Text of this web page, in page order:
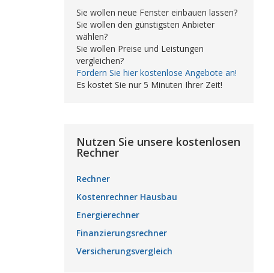
Sie wollen neue Fenster einbauen lassen?
Sie wollen den günstigsten Anbieter
wählen?
Sie wollen Preise und Leistungen
vergleichen?
Fordern Sie hier kostenlose Angebote an!
Es kostet Sie nur 5 Minuten Ihrer Zeit!
Nutzen Sie unsere kostenlosen
Rechner
Rechner
Kostenrechner Hausbau
Energierechner
Finanzierungsrechner
Versicherungsvergleich